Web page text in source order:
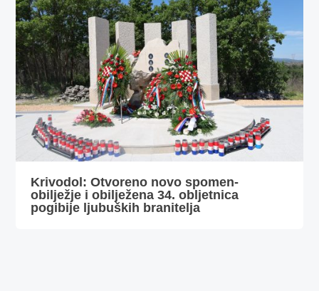
Krivodol: Otvoreno novo spomen-
obilježje i obilježena 34. obljetnica
pogibije ljubuških branitelja